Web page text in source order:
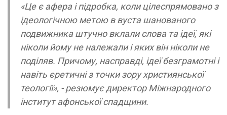
«Це є афера і підробка, коли цілеспрямовано з
ідеологічною метою в вуста шанованого
подвижника штучно вклали слова та ідеї, які
ніколи йому не належали і яких він ніколи не
поділяв. Причому, насправді, ідеї безграмотні і
навіть єретичні з точки зору християнської
теології», - резюмує директор Міжнародного
інститут афонської спадщини.